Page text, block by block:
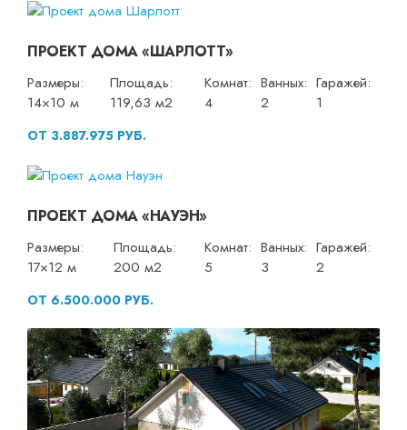
ПРОЕКТ ДОМА «ШАРЛОТТ»
Размеры:
14×10 м
Площадь:
119,63 м2
Комнат:
4
Ванных:
2
Гаражей:
1
ОТ 3.887.975 РУБ.
ПРОЕКТ ДОМА «НАУЭН»
Размеры:
17×12 м
Площадь:
200 м2
Комнат:
5
Ванных:
3
Гаражей:
2
ОТ 6.500.000 РУБ.